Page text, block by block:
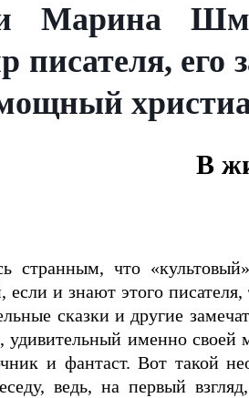
Марина
писателя,
В
странным, что
если и знают этого
сказки и другие
удивительный именно
и фантаст. Вот такой
ведь, на первый